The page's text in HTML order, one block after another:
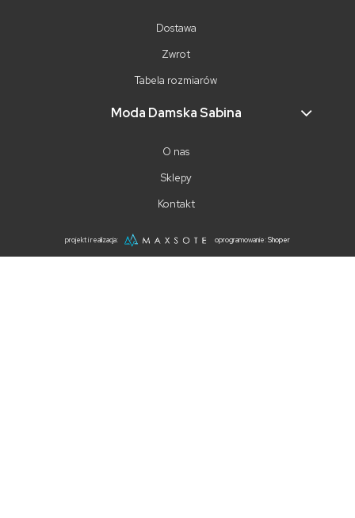
Dostawa
Zwrot
Tabela rozmiarów
Moda Damska Sabina
O nas
Sklepy
Kontakt